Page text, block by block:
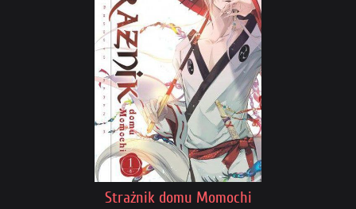
Strażnik domu Momochi